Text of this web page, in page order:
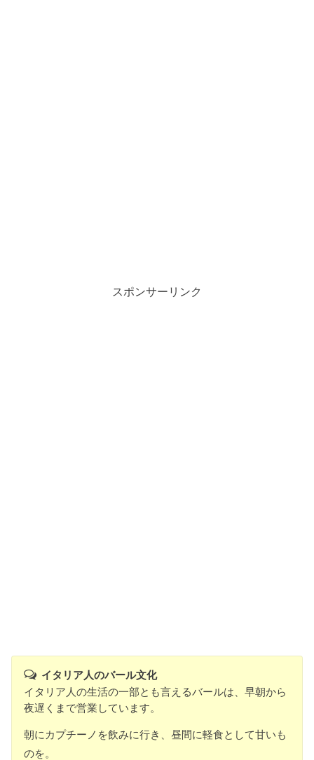
スポンサーリンク
イタリア人のバール文化
イタリア人の生活の一部とも言えるバールは、早朝から
夜遅くまで営業しています。
朝にカプチーノを飲みに行き、昼間に軽食として甘いも
のを。